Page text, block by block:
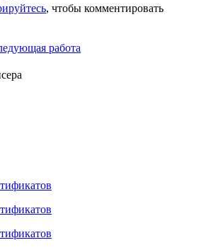
, чтобы комментировать
работа